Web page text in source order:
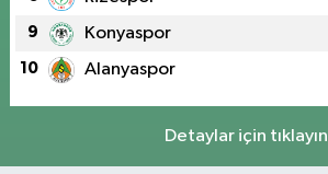
9 Konyaspor
10 Alanyaspor
Detaylar için tıklayın